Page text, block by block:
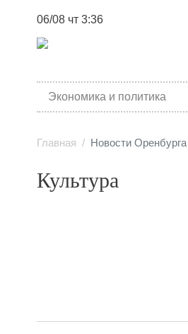
06/08 чт 3:36
category menu
Экономика и политика
Главная Новости Оренбурга
Культура